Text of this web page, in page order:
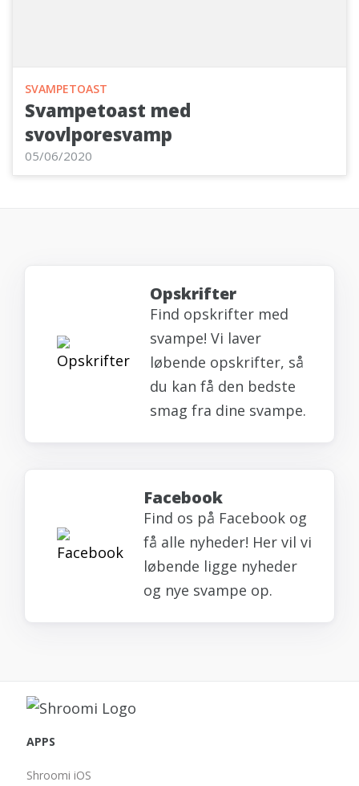
SVAMPETOAST
Svampetoast med
svovlporesvamp
05/06/2020
Opskrifter
Find opskrifter med
svampe! Vi laver
løbende opskrifter, så
du kan få den bedste
smag fra dine svampe.
Facebook
Find os på Facebook og
få alle nyheder! Her vil vi
løbende ligge nyheder
og nye svampe op.
APPS
Shroomi iOS